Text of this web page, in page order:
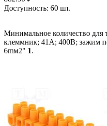
Доступность: 60 шт.
Минимальное количество для
клеммник; 41А; 400В; зажим
6mм2" 1.